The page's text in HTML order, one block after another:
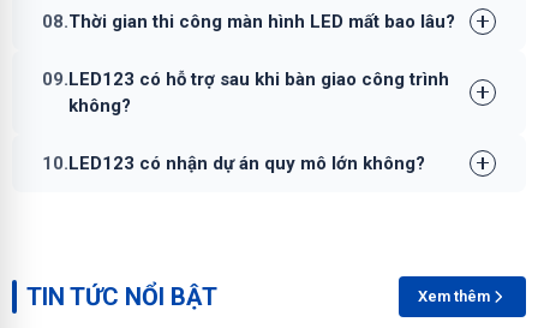
08.Thời gian thi công màn hình LED mất bao lâu?
09.LED123 có hỗ trợ sau khi bàn giao công trình
không?
10.LED123 có nhận dự án quy mô lớn không?
TIN TỨC NỔI BẬT Xem thêm